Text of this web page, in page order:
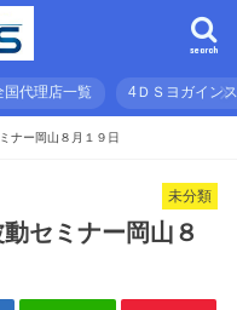
search
国代理店一覧 4ＤＳヨガイン
ナー岡山８月１９日
未分類
セミナー岡山８